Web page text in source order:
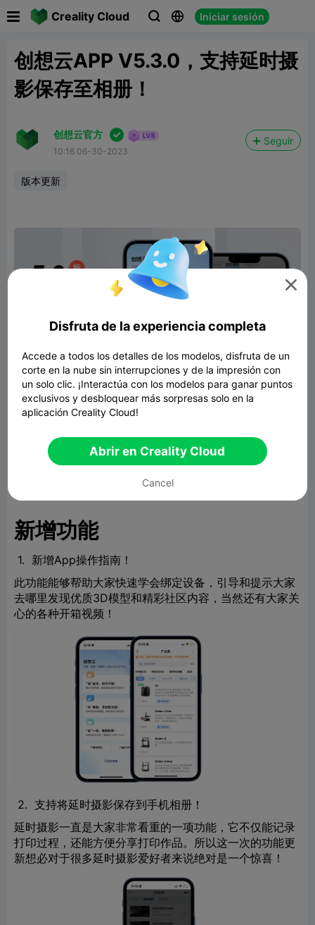
Creality Cloud   Iniciar sesión
创想云APP V5.3.0，支持延时摄
影保存至相册！
创想云官方 
10:16 06-30-2023
Seguir
版本更新
各位3D打印爱好者：
今天为大家隆重介绍我们创想云App的最新版本 —— 创
想云APP V5.3.0！此次App版本更新带来了一些新功能和
新改进，欢迎各位和我一起来深入了解。
新增功能
1. 新增App操作指南！
此功能能够帮助大家快速学会绑定设备，引导和提示大家
去哪里发现优质3D模型和精彩社区内容，当然还有大家关
心的各种开箱视频！
2. 支持将延时摄影保存到手机相册！
延时摄影一直是大家非常看重的一项功能，它不仅能记录
打印过程，还能方便分享打印作品。所以这一次的功能更
新想必对于很多延时摄影爱好者来说绝对是一个惊喜！

Disfruta de la experiencia completa
Accede a todos los detalles de los modelos, disfruta de un
corte en la nube sin interrupciones y de la impresión con
un solo clic. ¡Interactúa con los modelos para ganar puntos
exclusivos y desbloquear más sorpresas solo en la
aplicación Creality Cloud!
Abrir en Creality Cloud
Cancel